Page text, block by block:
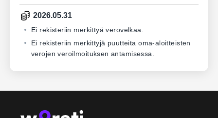
2026.05.31
Ei rekisteriin merkittyä verovelkaa.
Ei rekisteriin merkittyjä puutteita oma-aloitteisten
verojen veroilmoituksen antamisessa.